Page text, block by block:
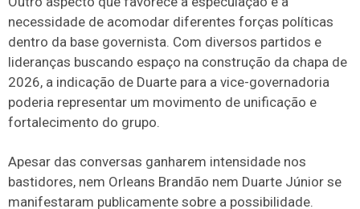
necessidade de acomodar diferentes forças políticas
dentro da base governista. Com diversos partidos e
lideranças buscando espaço na construção da chapa de
2026, a indicação de Duarte para a vice-governadoria
poderia representar um movimento de unificação e
fortalecimento do grupo.
Apesar das conversas ganharem intensidade nos
bastidores, nem Orleans Brandão nem Duarte Júnior se
manifestaram publicamente sobre a possibilidade.